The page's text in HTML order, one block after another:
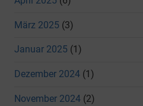
März 2025 (3)
Januar 2025 (1)
Dezember 2024 (1)
November 2024 (2)